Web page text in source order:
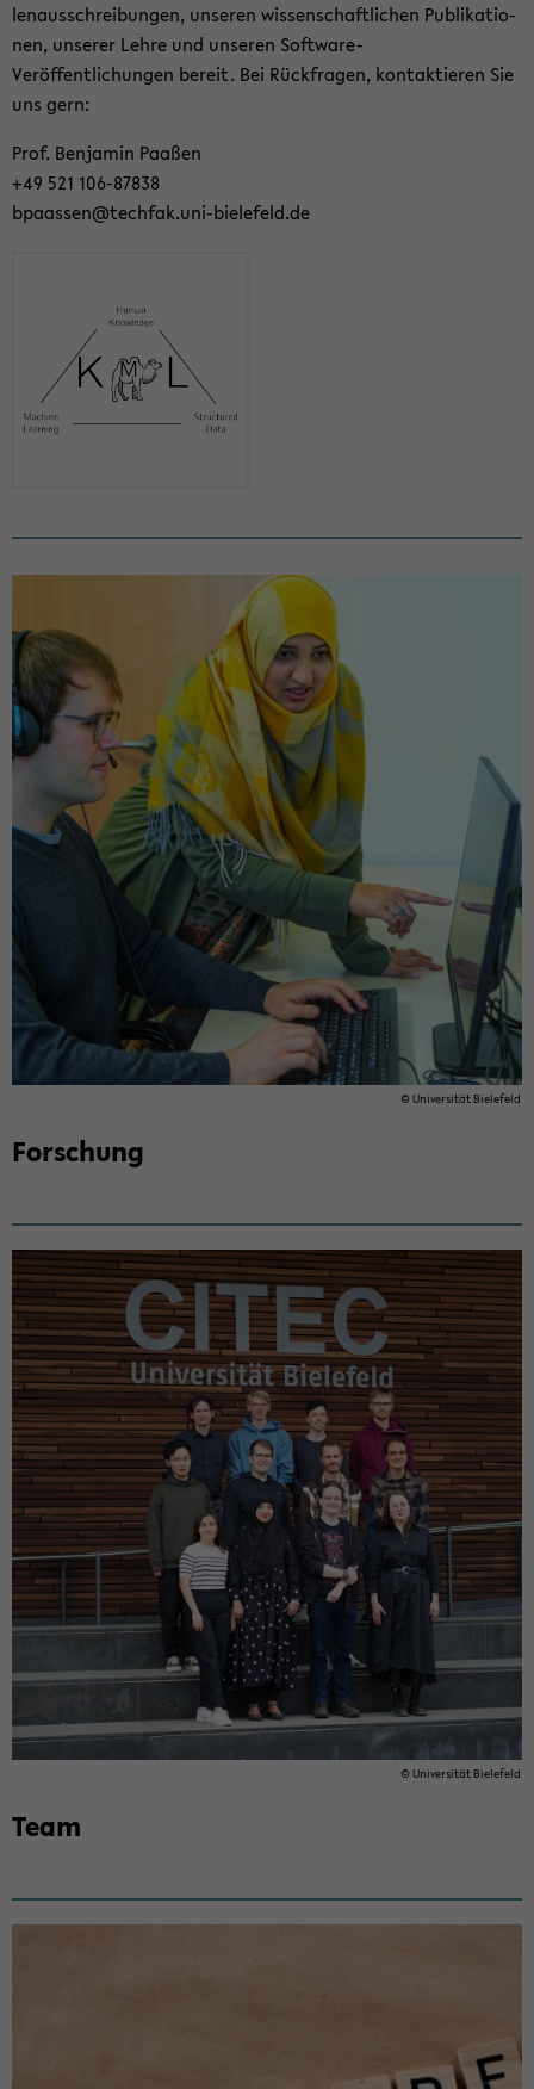
len­aus­schrei­bun­gen, un­se­ren wis­sen­schaft­li­chen Pu­bli­ka­tio­
nen, un­se­rer Lehre und un­se­ren Software-​
Veröffentlichungen be­reit. Bei Rück­fra­gen, kon­tak­tie­ren Sie
uns gern:
Prof. Ben­ja­min Paa­ßen
+49 521 106-​87838
bpaas­sen@tech­fak.uni-​bielefeld.de
© Uni­ver­si­tät Bie­le­feld
For­schung
© Uni­ver­si­tät Bie­le­feld
Team